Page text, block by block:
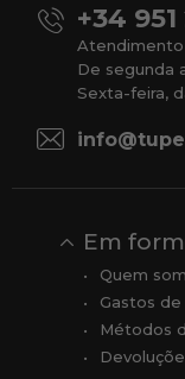
+34
De segunda
Sexta-feira,
Em
Quem
Gastos de
Métodos